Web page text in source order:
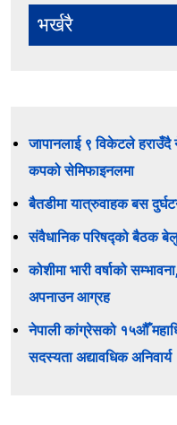
भर्खरै
जापानलाई ९ विकेटले हराउँदै
कपको सेमिफाइनलमा
बैतडीमा यात्रुवाहक बस
संवैधानिक परिषद्को बैठक
कोशीमा भारी वर्षाको
अपनाउन आग्रह
नेपाली कांग्रेसको १५औँ
सदस्यता अद्यावधिक अनिवार्य